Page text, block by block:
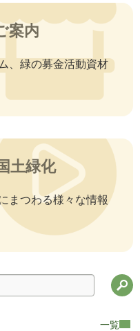
案内
、緑の募金活動資材
土緑化
まつわる様々な情報
検
一覧